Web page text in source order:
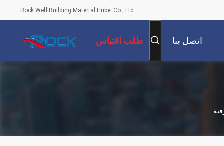
Rock Well Building Material Hubei Co., Ltd.
اتصل بنا طلب اقتباس